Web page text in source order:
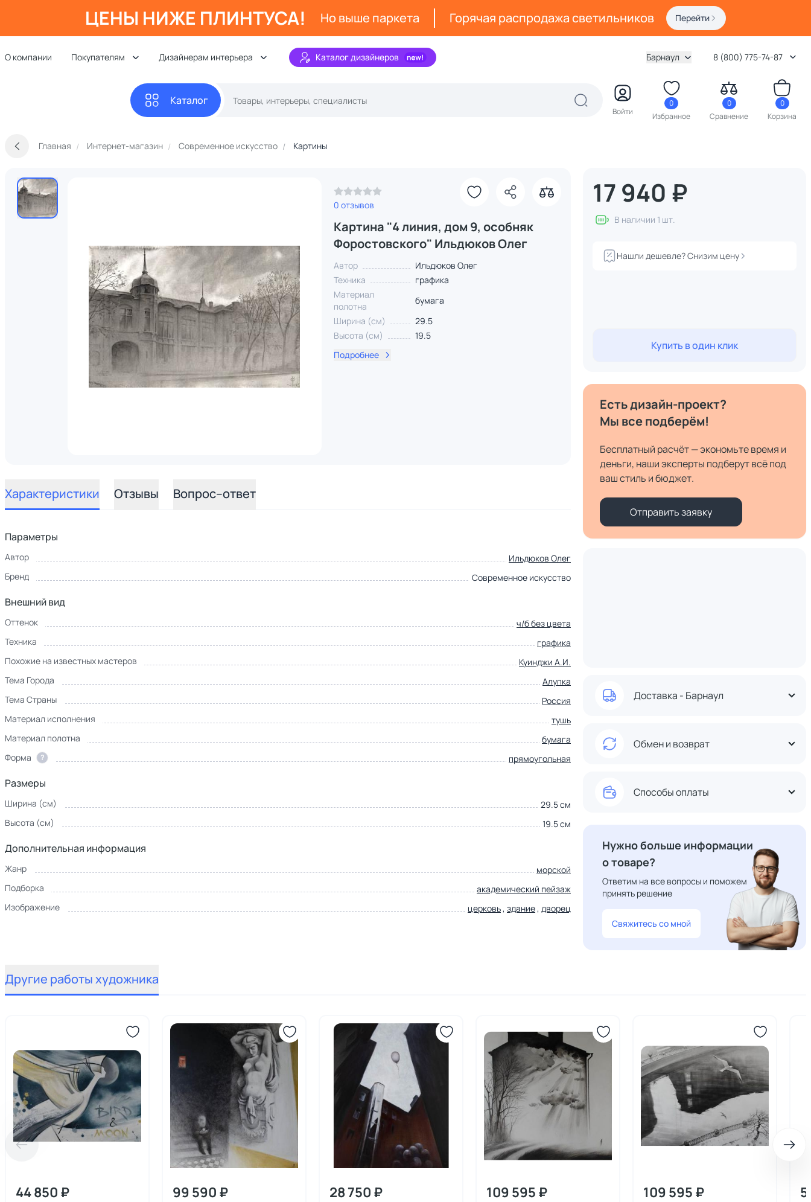
ЦЕНЫ НИЖЕ ПЛИНТУСА! Но выше паркета Горячая распродажа светильников Перейти
О компании Покупателям Дизайнерам интерьера Каталог дизайнеров Барнаул 8 (800) 775-74-87
Каталог
Войти
0
Избранное
0
Сравнение
0
Корзина
Главная Интернет-магазин Современное искусство Картины
0 отзывов
Картина "4 линия, дом 9, особняк
Форостовского" Ильдюков Олег
Автор
Ильдюков Олег
Техника
графика
Материал
полотна
бумага
Ширина (см)
29.5
Высота (см)
19.5
Подробнее
Характеристики Отзывы Вопрос–ответ
Параметры
Автор
Ильдюков Олег
Бренд
Современное искусство
Внешний вид
Оттенок
ч/б без цвета
Техника
графика
Похожие на известных мастеров
Куинджи А.И.
Тема Города
Алупка
Тема Страны
Россия
Материал исполнения
тушь
Материал полотна
бумага
Форма
? прямоугольная
Размеры
Ширина (см)
29.5 см
Высота (см)
19.5 см
Дополнительная информация
Жанр
морской
Подборка
академический пейзаж
Изображение
церковь, здание, дворец
17 940 ₽
В наличии 1 шт.
Нашли дешевле? Снизим цену
Купить в один клик
Есть дизайн-проект?
Мы все подберём!
Бесплатный расчёт — экономьте время и
деньги, наши эксперты подберут всё под
ваш стиль и бюджет.
Отправить заявку
Доставка - Барнаул
Обмен и возврат
Способы оплаты
Нужно больше информации
о товаре?
Ответим на все вопросы и поможем
принять решение
Свяжитесь со мной
Другие работы художника
44 850 ₽ 99 590 ₽ 28 750 ₽ 109 595 ₽ 109 595 ₽